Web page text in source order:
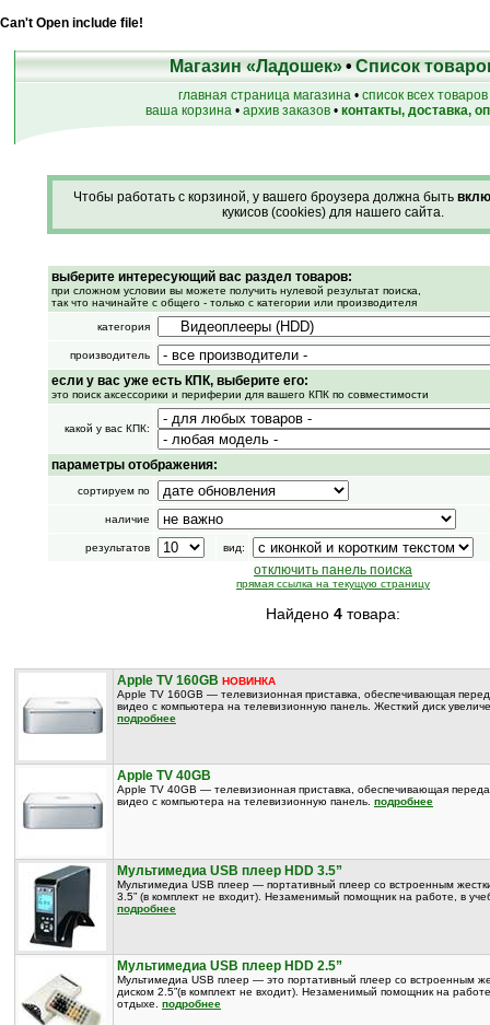
Can't Open include file!
Магазин «Ладошек»•Список
главная страница магазина • список всех товаров
ваша корзина • архив заказов • контакты, доставка,
Чтобы работать с корзиной, у вашего броузера должна быть
кукисов (cookies) для нашего сайта.
выберите интересующий вас раздел товаров:
при сложном условии вы можете получить нулевой результат поиска,
так что начинайте с общего - только с категории или производителя
категория
производитель
если у вас уже есть КПК, выберите его:
это поиск аксессорики и периферии для вашего КПК по совместимости
какой у вас КПК:
параметры отображения:
сортируем по
наличие
результатов вид:
отключить панель поиска
прямая ссылка на текущую страницу
Найдено 4 товара:
Apple TV 160GB НОВИНКА
Apple TV 160GB — телевизионная приставка, обеспечивающая
видео с компьютера на телевизионную панель. Жесткий диск
подробнее
Apple TV 40GB
Apple TV 40GB — телевизионная приставка, обеспечивающая
видео с компьютера на телевизионную панель. подробнее
Мультимедиа USB плеер HDD 3.5”
Мультимедиа USB плеер — портативный плеер со встроенным
3.5” (в комплект не входит). Незаменимый помощник на работе, в
подробнее
Мультимедиа USB плеер HDD 2.5”
Мультимедиа USB плеер — это портативный плеер со встроенным
диском 2.5”(в комплект не входит). Незаменимый помощник на
отдыхе. подробнее